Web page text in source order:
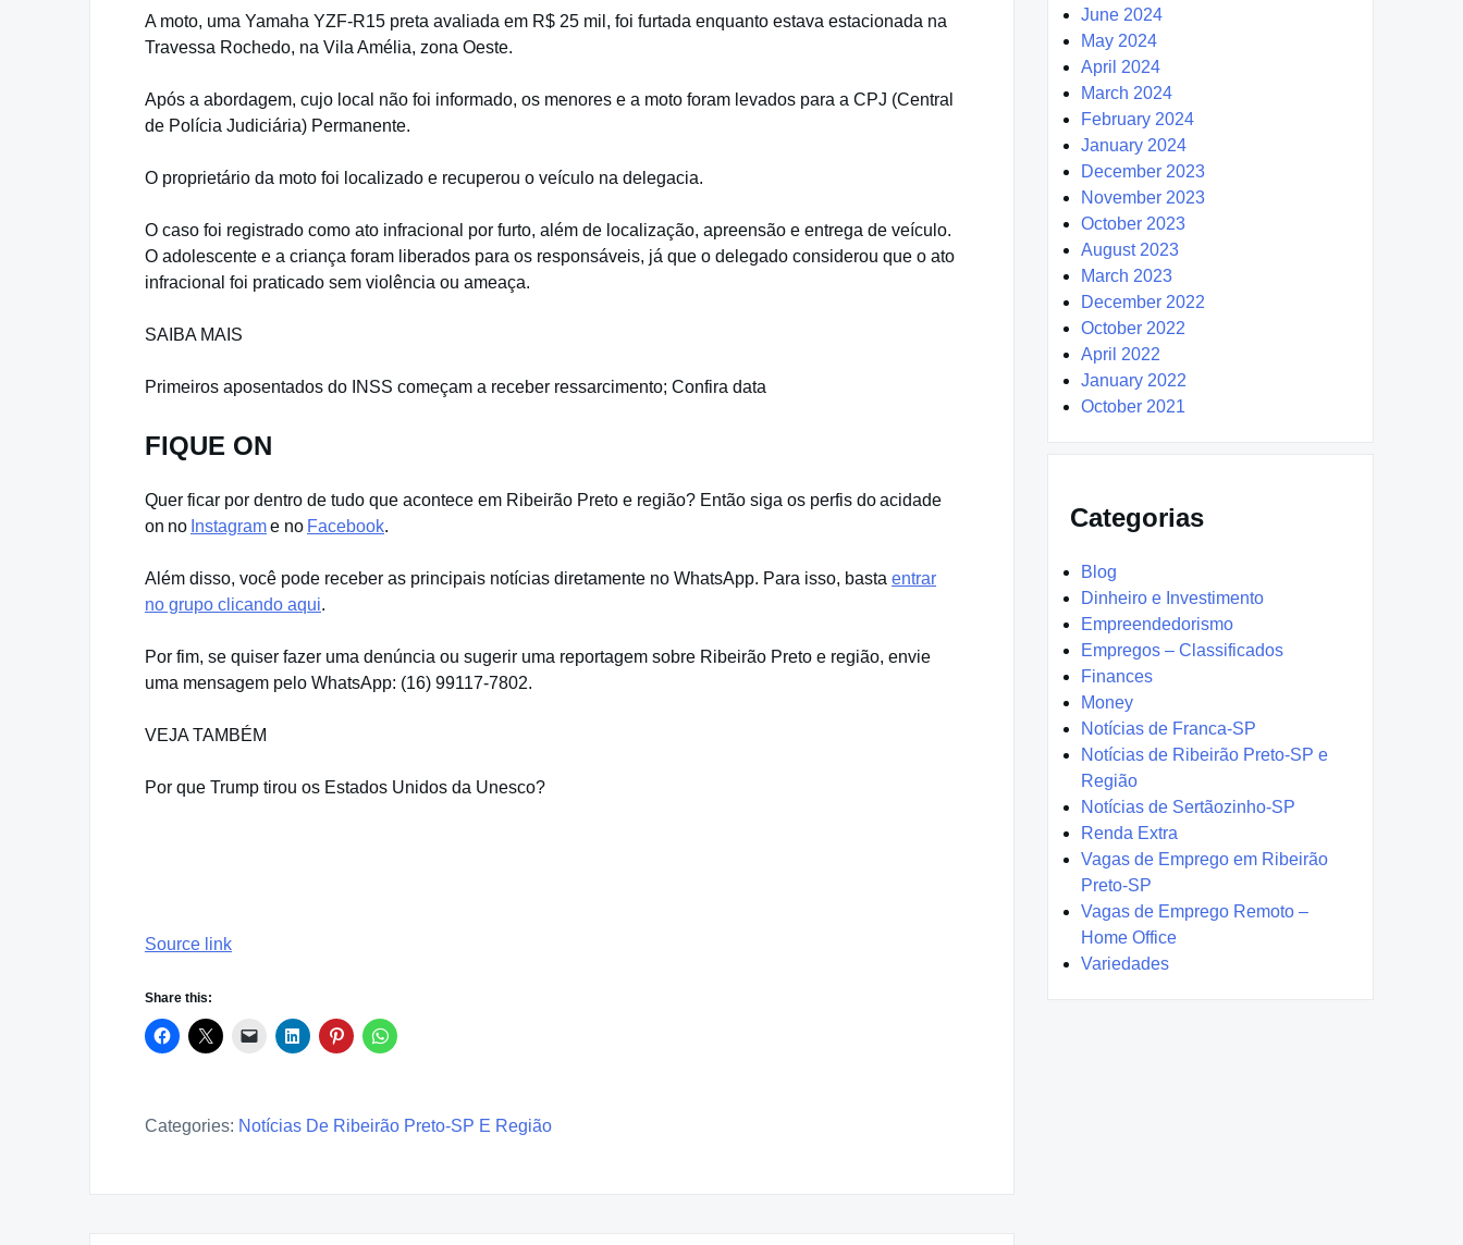
A moto, uma Yamaha YZF-R15 preta avaliada em R$ 25 mil, foi furtada enquanto estava estacionada na
Travessa Rochedo, na Vila Amélia, zona Oeste.
Após a abordagem, cujo local não foi informado, os menores e a moto foram levados para a CPJ (Central
de Polícia Judiciária) Permanente.
O proprietário da moto foi localizado e recuperou o veículo na delegacia.
O caso foi registrado como ato infracional por furto, além de localização, apreensão e entrega de veículo.
O adolescente e a criança foram liberados para os responsáveis, já que o delegado considerou que o ato
infracional foi praticado sem violência ou ameaça.
SAIBA MAIS
Primeiros aposentados do INSS começam a receber ressarcimento; Confira data
FIQUE ON
Quer ficar por dentro de tudo que acontece em Ribeirão Preto e região? Então siga os perfis do acidade
on no Instagrame no Facebook.
Além disso, você pode receber as principais notícias diretamente no WhatsApp. Para isso, basta entrar
no grupo clicando aqui.
Por fim, se quiser fazer uma denúncia ou sugerir uma reportagem sobre Ribeirão Preto e região, envie
uma mensagem pelo WhatsApp: (16) 99117-7802.
VEJA TAMBÉM
Por que Trump tirou os Estados Unidos da Unesco?
Source link
Share this:
Categories: Notícias De Ribeirão Preto-SP E Região
June 2024
May 2024
April 2024
March 2024
February 2024
January 2024
December 2023
November 2023
October 2023
August 2023
March 2023
December 2022
October 2022
April 2022
January 2022
October 2021
Categorias
Blog
Dinheiro e Investimento
Empreendedorismo
Empregos – Classificados
Finances
Money
Notícias de Franca-SP
Notícias de Ribeirão Preto-SP e
Região
Notícias de Sertãozinho-SP
Renda Extra
Vagas de Emprego em Ribeirão
Preto-SP
Vagas de Emprego Remoto –
Home Office
Variedades